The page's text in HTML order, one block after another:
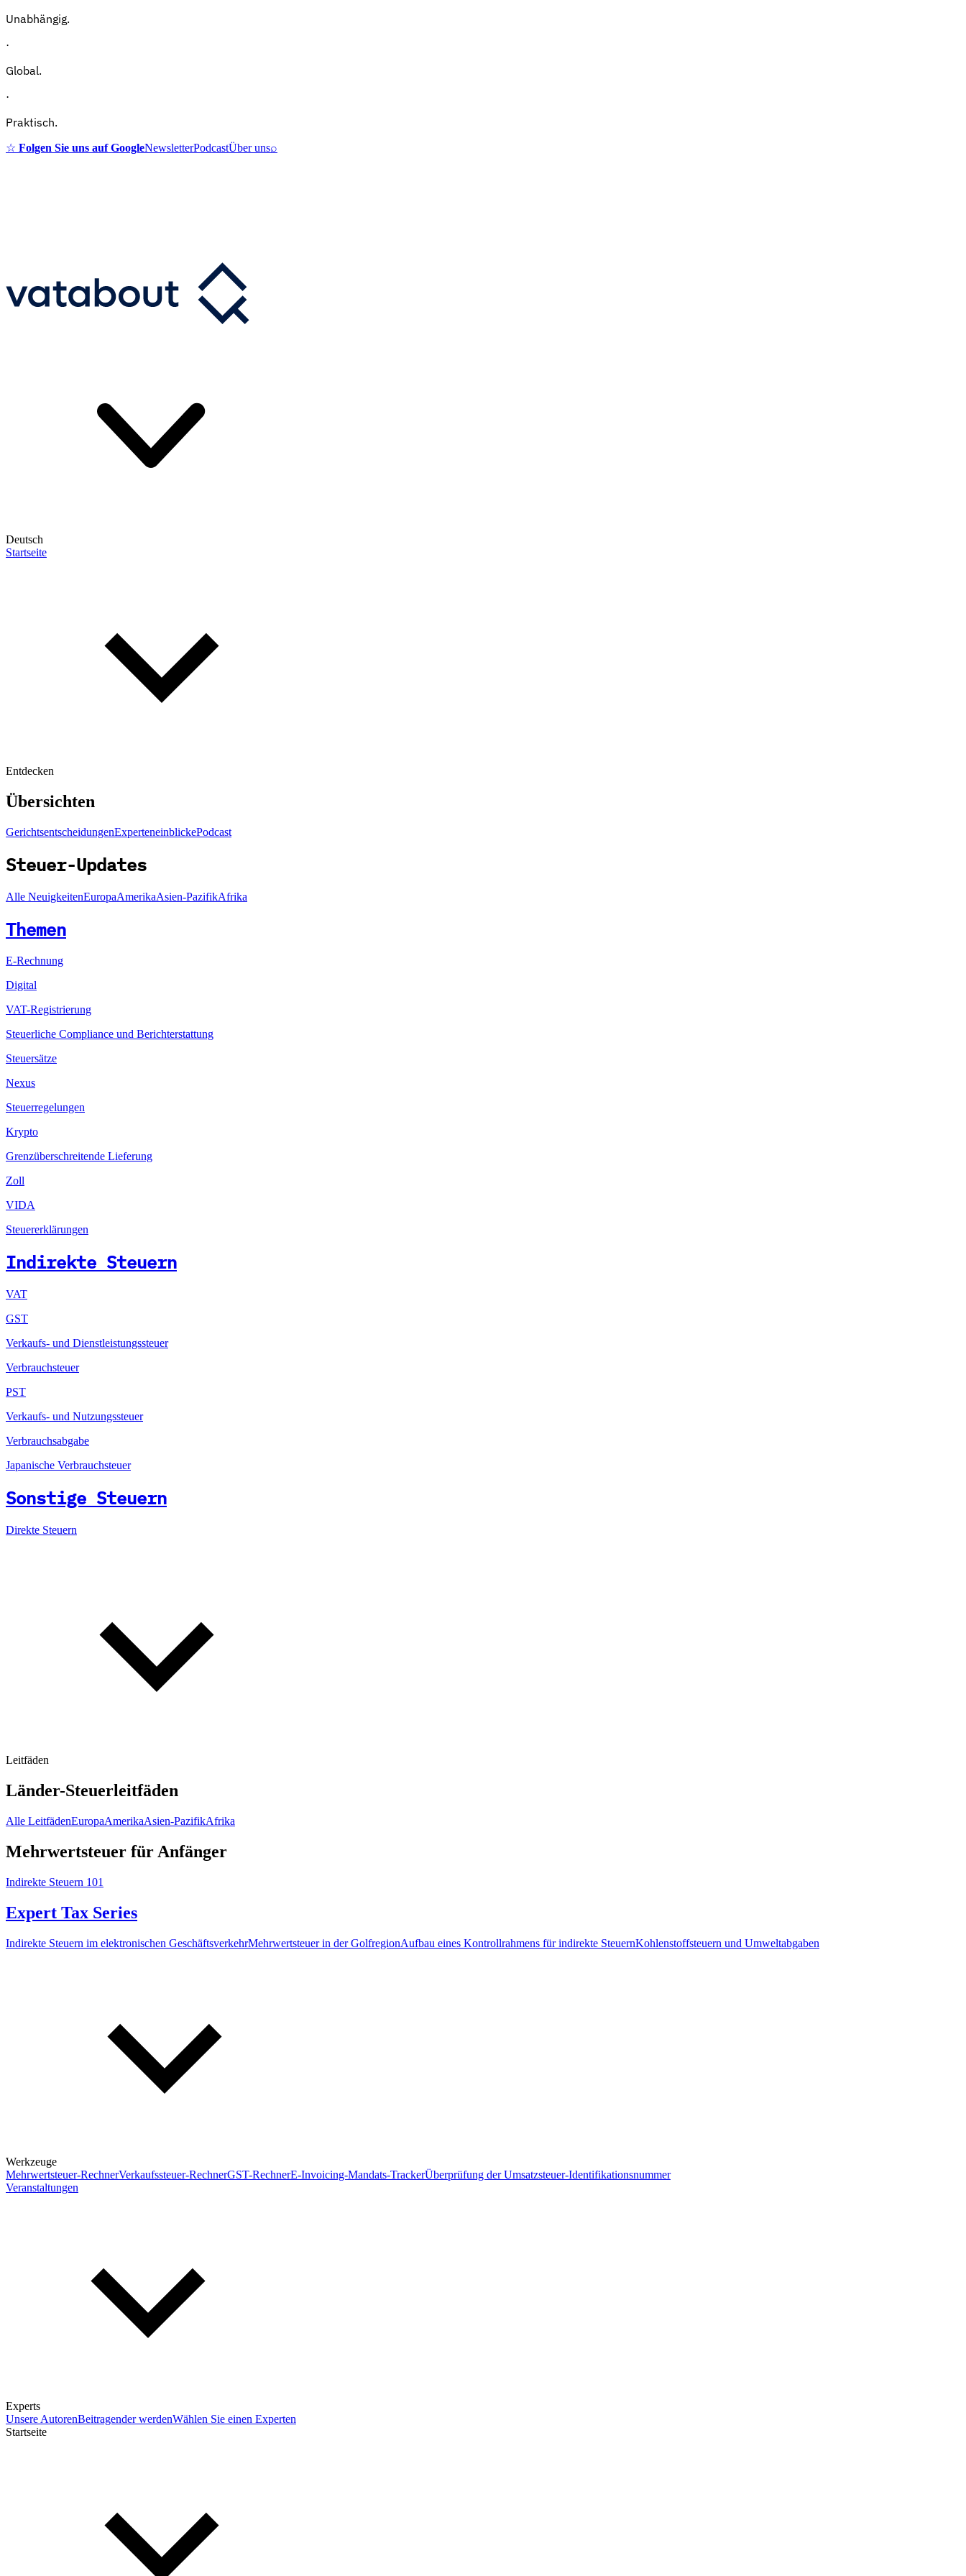
Unabhängig.
·
Global.
·
Praktisch.
☆ Folgen Sie uns auf GoogleNewsletterPodcastÜber uns⌕
Deutsch
Startseite
Entdecken
Übersichten
GerichtsentscheidungenExperteneinblickePodcast
Steuer-Updates
Alle NeuigkeitenEuropaAmerikaAsien-PazifikAfrika
Themen
E-Rechnung
Digital
VAT-Registrierung
Steuerliche Compliance und Berichterstattung
Steuersätze
Nexus
Steuerregelungen
Krypto
Grenzüberschreitende Lieferung
Zoll
VIDA
Steuererklärungen
Indirekte Steuern
VAT
GST
Verkaufs- und Dienstleistungssteuer
Verbrauchsteuer
PST
Verkaufs- und Nutzungssteuer
Verbrauchsabgabe
Japanische Verbrauchsteuer
Sonstige Steuern
Direkte Steuern
Leitfäden
Länder-Steuerleitfäden
Alle LeitfädenEuropaAmerikaAsien-PazifikAfrika
Mehrwertsteuer für Anfänger
Indirekte Steuern 101
Expert Tax Series
Indirekte Steuern im elektronischen GeschäftsverkehrMehrwertsteuer in der GolfregionAufbau eines Kontrollrahmens für indirekte SteuernKohlenstoffsteuern und Umweltabgaben
Werkzeuge
Mehrwertsteuer-RechnerVerkaufssteuer-RechnerGST-RechnerE-Invoicing-Mandats-TrackerÜberprüfung der Umsatzsteuer-Identifikationsnummer
Veranstaltungen
Experts
Unsere AutorenBeitragender werdenWählen Sie einen Experten
Startseite